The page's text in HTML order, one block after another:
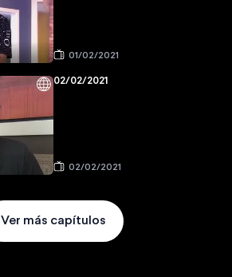
01/02/2021
02/02/2021
02/02/2021
Ver más capítulos